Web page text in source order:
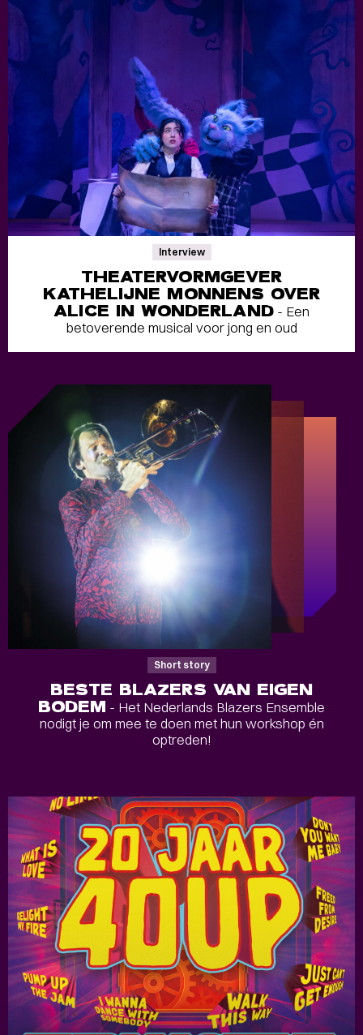
Interview
THEATERVORMGEVER
KATHELIJNE MONNENS OVER
ALICE IN WONDERLAND- Een
betoverende musical voor jong en oud
Short story
BESTE BLAZERS VAN EIGEN
BODEM - Het Nederlands Blazers Ensemble
nodigt je om mee te doen met hun workshop én
optreden!